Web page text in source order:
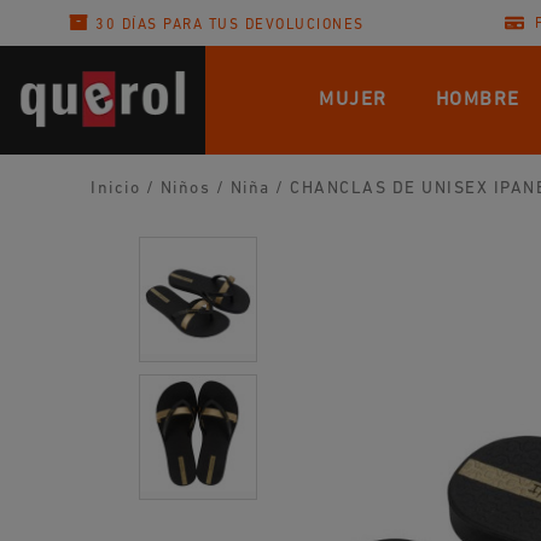
30 DÍAS PARA TUS DEVOLUCIONES
MUJER HOMBRE
Inicio / Niños / Niña / CHANCLAS DE UNISEX